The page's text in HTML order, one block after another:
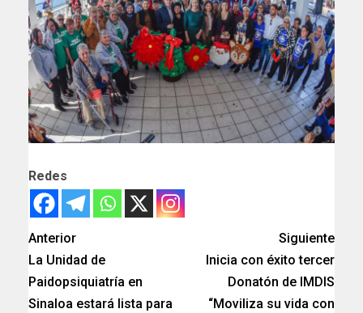
Redes
Anterior
La Unidad de
Paidopsiquiatría en
Sinaloa estará lista para
Siguiente
Inicia con éxito tercer
Donatón de IMDIS
“Moviliza su vida con